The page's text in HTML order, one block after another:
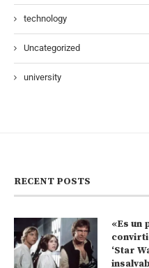
technology
Uncategorized
university
RECENT POSTS
«Es un
‘Star